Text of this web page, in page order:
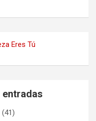
Eres Tú
(41)